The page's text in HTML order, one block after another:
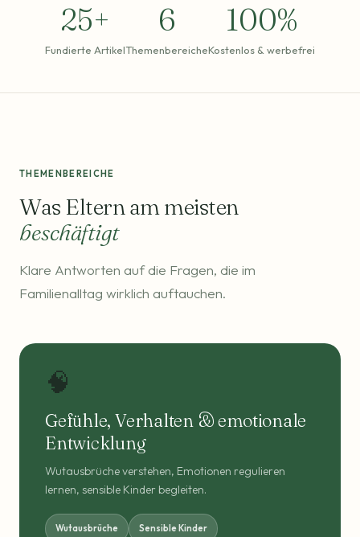
25+
Fundierte Artikel
6
Themenbereiche
100%
Kostenlos & werbefrei
THEMENBEREICHE
Was Eltern am meisten
beschäftigt
Klare Antworten auf die Fragen, die im
Familienalltag wirklich auftauchen.
🧠
Gefühle, Verhalten & emotionale
Entwicklung
Wutausbrüche verstehen, Emotionen regulieren
lernen, sensible Kinder begleiten.
Wutausbrüche Sensible Kinder